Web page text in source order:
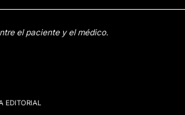
el paciente y el médico.
EDITORIAL